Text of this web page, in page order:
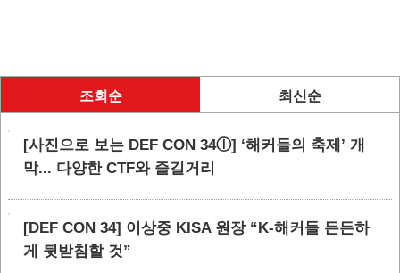
조회순 최신순
[사진으로 보는 DEF CON 34ⓛ] ‘해커들의 축제’ 개
막... 다양한 CTF와 즐길거리
[DEF CON 34] 이상중 KISA 원장 “K-해커들 든든하
게 뒷받침할 것”